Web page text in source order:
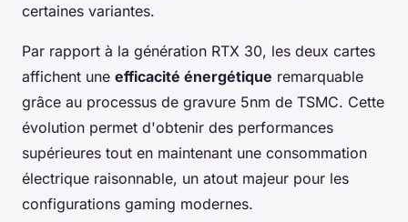
certaines variantes.
Par rapport à la génération RTX 30, les deux cartes
affichent une efficacité énergétique remarquable
grâce au processus de gravure 5nm de TSMC. Cette
évolution permet d'obtenir des performances
supérieures tout en maintenant une consommation
électrique raisonnable, un atout majeur pour les
configurations gaming modernes.